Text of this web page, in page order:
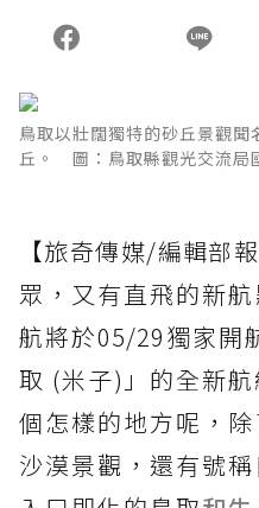
鳥取以壯闊獨特的砂丘景觀
丘。 圖：鳥取縣觀光交流局
【旅奇傳媒/編輯部
眾，又有直飛的新
航將於05/29獨家開
取 (米子)」的全新
個怎樣的地方呢，
沙漠景觀，還有號